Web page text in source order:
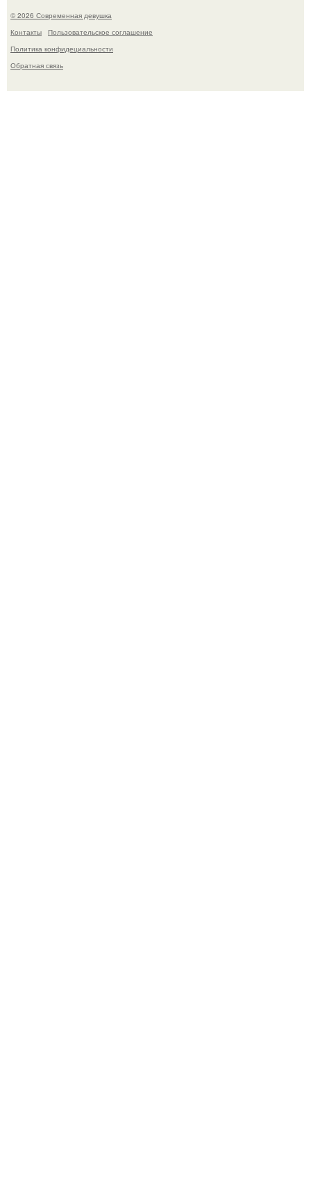
© 2026 Современная девушка
Контакты
Пользовательское соглашение
Политика конфидециальности
Обратная связь